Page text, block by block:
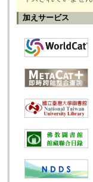
加えサービス